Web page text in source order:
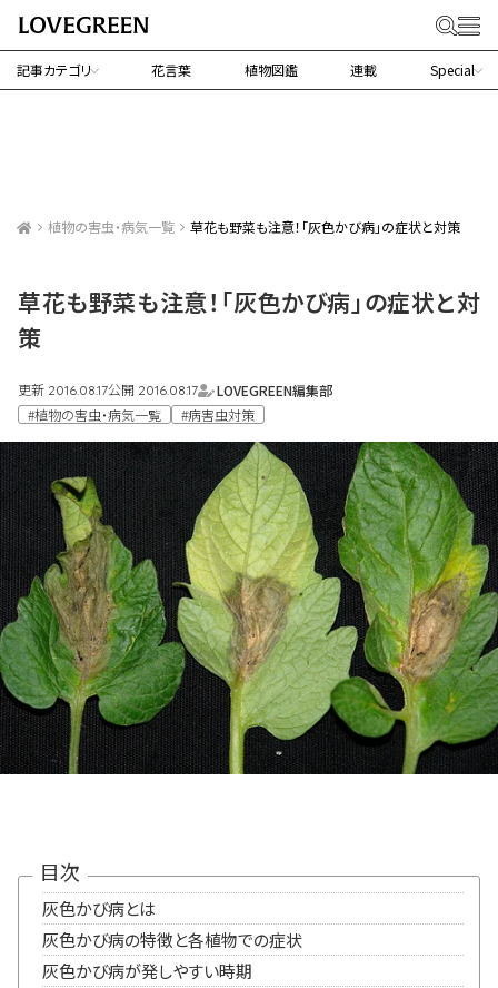
記事カテゴリ 花言葉 植物図鑑 連載 Special
植物の害虫・病気一覧 草花も野菜も注意！「灰色かび病」の症状と対策
草花も野菜も注意！「灰色かび病」の症状と対
策
更新 2016.08.17公開 2016.08.17
LOVEGREEN編集部
#植物の害虫・病気一覧
#病害虫対策
目次
灰色かび病とは
灰色かび病の特徴と各植物での症状
灰色かび病が発しやすい時期